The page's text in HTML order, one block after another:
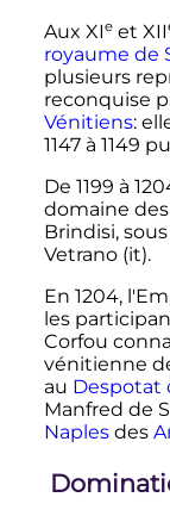
Aux XIe et XII
royaume de
plusieurs
reconquise
Vénitiens:
1147 à 1149
De 1199 à
domaine
Brindisi,
Vetrano (it).
En 1204,
les
Corfou
vénitienne
au Despotat
Manfred de
Naplesdes